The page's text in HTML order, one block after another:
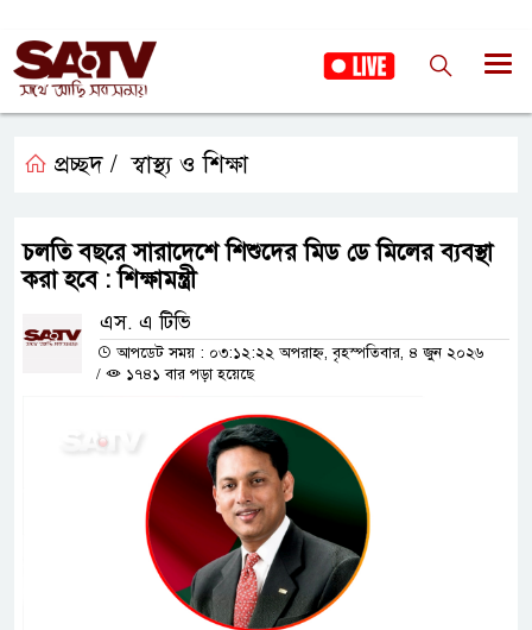
প্রচ্ছদ / স্বাস্থ্য ও শিক্ষা
চলতি বছরে সারাদেশে শিশুদের মিড ডে মিলের ব্যবস্থা
করা হবে : শিক্ষামন্ত্রী
এস. এ টিভি
আপডেট সময় : ০৩:১২:২২ অপরাহ্ন, বৃহস্পতিবার, ৪ জুন ২০২৬
/
১৭৪১ বার পড়া হয়েছে